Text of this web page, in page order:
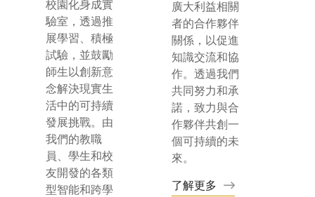
校園化身成實
驗室，透過推
展學習、積極
試驗，並鼓勵
師生以創新意
念解決現實生
活中的可持續
發展挑戰。由
我們的教職
員、學生和校
友開發的各類
型智能和跨學
廣大利益相關
者的合作夥伴
關係，以促進
知識交流和協
作。透過我們
共同努力和承
諾，致力與合
作夥伴共創一
個可持續的未
來。
了解更多